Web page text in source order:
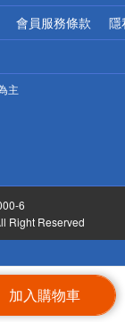
加入購物車
會員服務條款 隱
主
6
Right Reserved